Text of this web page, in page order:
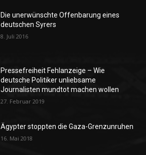
Die unerwünschte Offenbarung eines
deutschen Syrers
8. Juli 2016
Pressefreiheit Fehlanzeige – Wie
deutsche Politiker unliebsame
Journalisten mundtot machen wollen
27. Februar 2019
Ägypter stoppten die Gaza-Grenzunruhen
16. Mai 2018